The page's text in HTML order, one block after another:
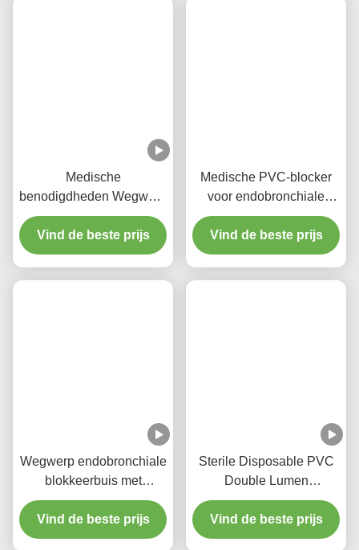
Medische
benodigdheden Wegwerp
PVC endobronchiale
buisblokker met ISO
13485
Vind de beste prijs
Medische PVC-blocker
voor endobronchiale
buizen voor het
ziekenhuis
Vind de beste prijs
Wegwerp endobronchiale
blokkeerbuis met
ultradunne manchet voor
één-longventilatie
Vind de beste prijs
Sterile Disposable PVC
Double Lumen
Endobronchial Blocker
Tube for One-Lung
Ventilation with
Vind de beste prijs